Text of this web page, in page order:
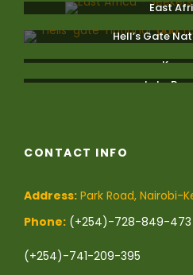
East
Hell’s Gate
Lake
CONTACT INFO
Address: Park Road, Nairobi-
Phone: (+254)-728-849-473
(+254)-741-209-395